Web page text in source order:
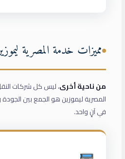
مميزات خدمة المصرية
من ناحية أخرى، ليس كل شركات
المصرية ليموزين هو الجمع بين
في آنٍ واحد.